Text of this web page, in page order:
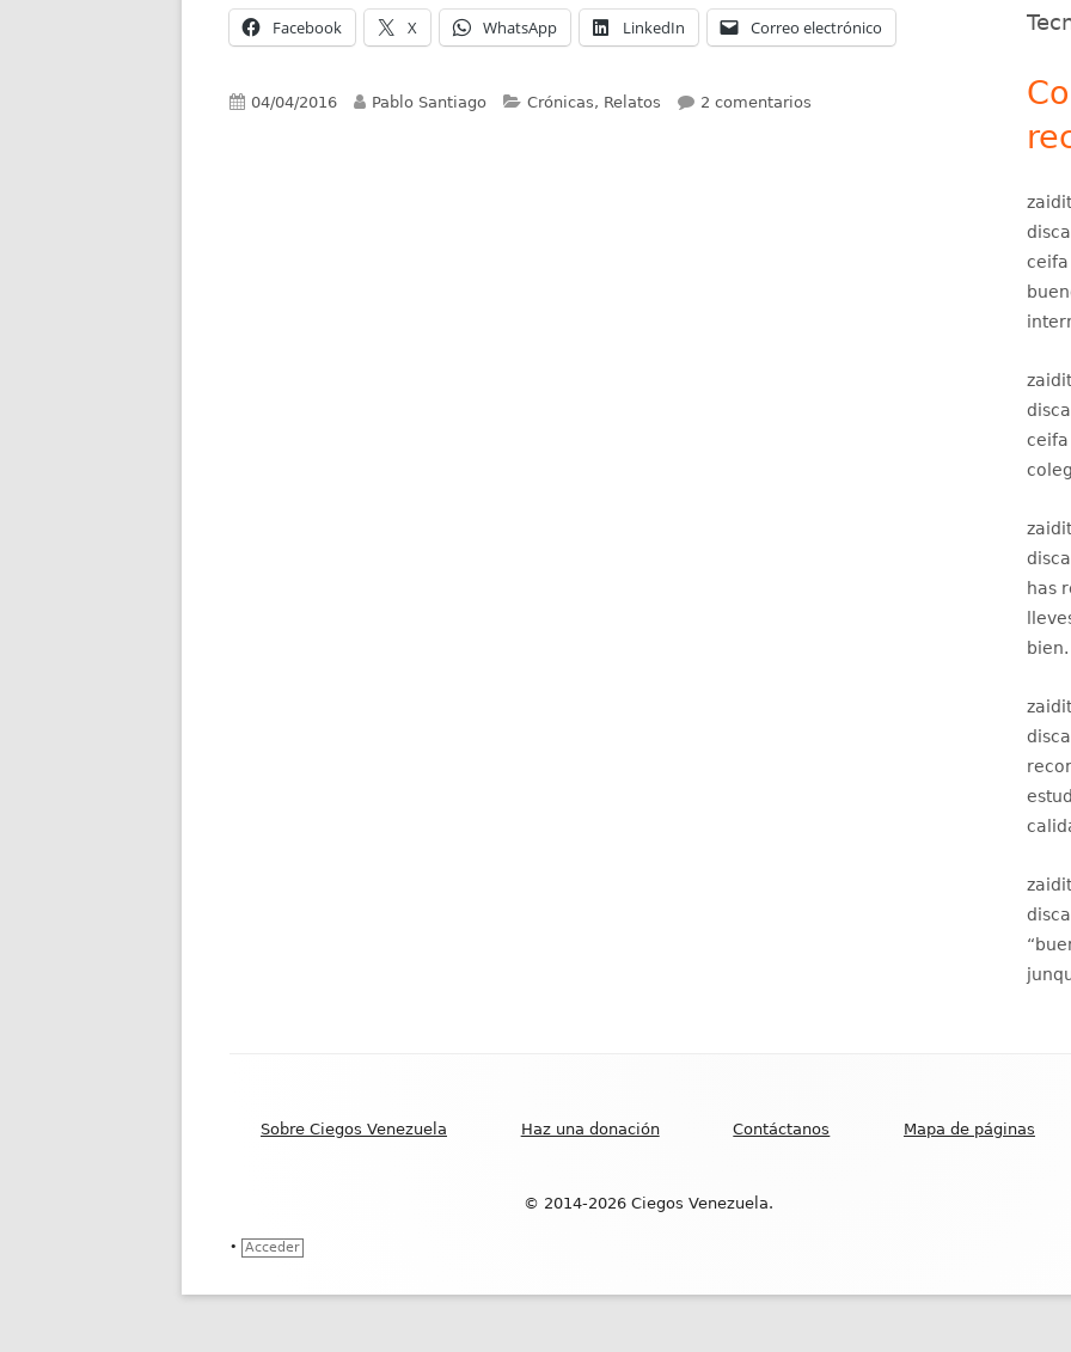
Facebook X WhatsApp LinkedIn Correo electrónico
Publicado
04/04/2016 Autor
Pablo Santiago Categorías
Crónicas, Relatos 2 comentarios en Cómo llegué a producir el
ceifa
has
“
Sobre Ciegos Venezuela Haz una donación Contáctanos Mapa de páginas
© 2014-2026 Ciegos Venezuela.
• Acceder